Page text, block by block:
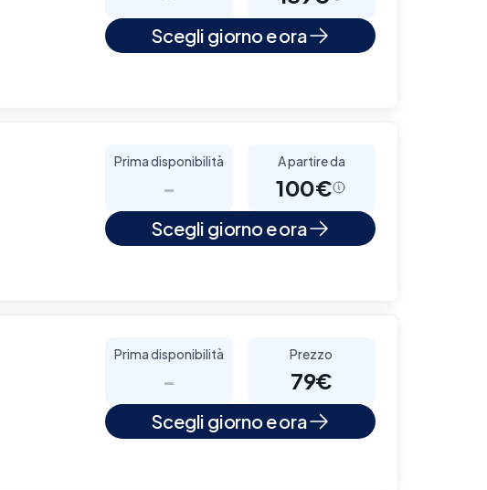
Scegli giorno e ora
Prima disponibilità
-
A partire da
100€
Scegli giorno e ora
Prima disponibilità
-
Prezzo
79€
Scegli giorno e ora